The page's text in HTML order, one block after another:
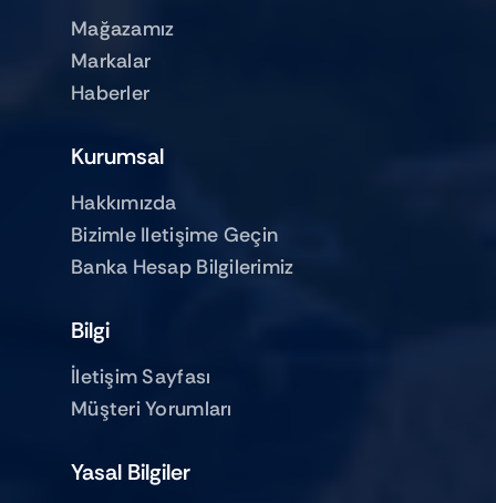
Mağazamız
Markalar
Haberler
Kurumsal
Hakkımızda
Bizimle Iletişime Geçin
Banka Hesap Bilgilerimiz
Bilgi
İletişim Sayfası
Müşteri Yorumları
Yasal Bilgiler